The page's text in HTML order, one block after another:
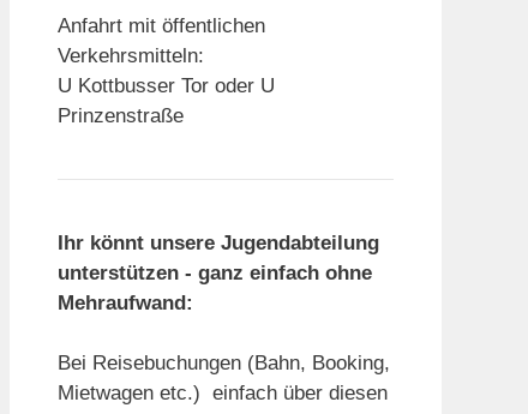
Anfahrt mit öffentlichen
Verkehrsmitteln:
U Kottbusser Tor oder U
Prinzenstraße
Ihr könnt unsere Jugendabteilung
unterstützen - ganz einfach ohne
Mehraufwand:
Bei Reisebuchungen (Bahn, Booking,
Mietwagen etc.) einfach über diesen